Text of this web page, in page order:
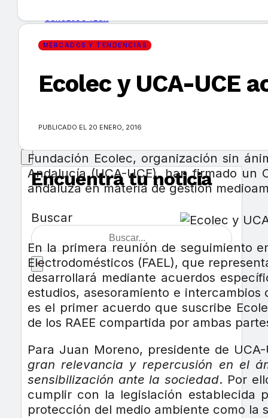
MERCADOS Y TENDENCIAS
EVENTOS
Encuentra tu noticia
Buscar
×
MERCADOS Y TENDENCIAS
Ecolec y UCA-UCE
PUBLICADO EL 20 ENERO, 2016
Fundación Ecolec, organización sin
Andalucía (UCA-UCE), han firmado un
andaluza en materia de gestión
En la primera reunión de seguimiento
Electrodomésticos (FAEL), que
desarrollará mediante acuerdos
estudios, asesoramiento e
es el primer acuerdo que suscribe
de los RAEE compartida por ambas
Para Juan Moreno, presidente de
gran relevancia y repercusión en el
sensibilización ante la sociedad. Por
cumplir con la legislación establecida
protección del medio ambiente como la